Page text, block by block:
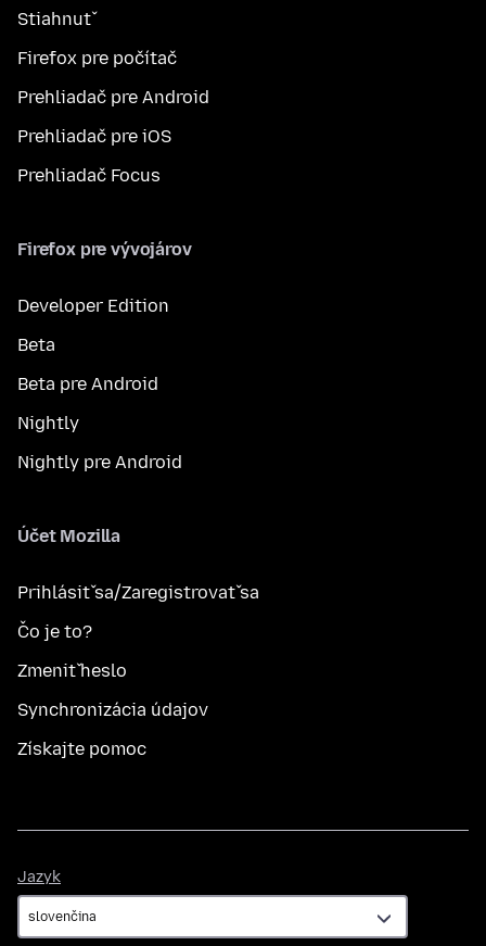
Stiahnuť
Firefox pre počítač
Prehliadač pre Android
Prehliadač pre iOS
Prehliadač Focus
Firefox pre vývojárov
Developer Edition
Beta
Beta pre Android
Nightly
Nightly pre Android
Účet Mozilla
Prihlásiť sa/Zaregistrovať sa
Čo je to?
Zmeniť heslo
Synchronizácia údajov
Získajte pomoc
Jazyk